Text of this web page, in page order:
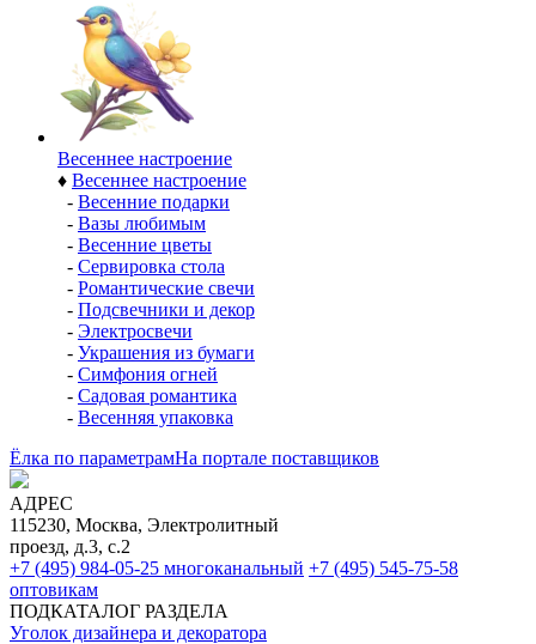
Весеннее настроение
♦ Весеннее настроение
- Весенние подарки
- Вазы любимым
- Весенние цветы
- Сервировка стола
- Романтические свечи
- Подсвечники и декор
- Электросвечи
- Украшения из бумаги
- Симфония огней
- Садовая романтика
- Весенняя упаковка
Ёлка по параметрамНа портале поставщиков
АДРЕС
115230, Москва, Электролитный
проезд, д.3, с.2
+7 (495) 984-05-25 многоканальный +7 (495) 545-75-58
оптовикам
ПОДКАТАЛОГ РАЗДЕЛА
Уголок дизайнера и декоратора